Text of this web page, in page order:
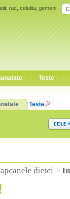
rac,celulita,gemeni
Teste
Teste
dietei >